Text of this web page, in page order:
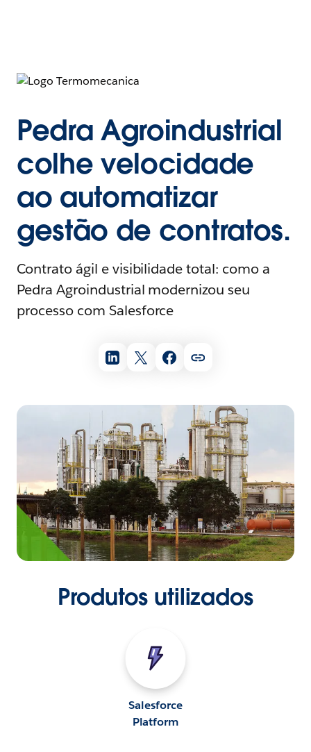
Pedra Agroindustrial
colhe velocidade
ao automatizar
gestão de contratos.
Contrato ágil e visibilidade total: como a
Pedra Agroindustrial modernizou seu
processo com Salesforce
Produtos utilizados
Salesforce
Platform